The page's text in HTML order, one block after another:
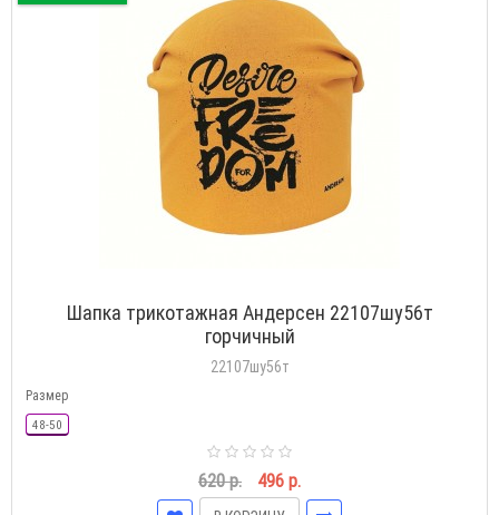
Шапка трикотажная Андерсен 22107шу56т
горчичный
22107шу56т
Размер
48-50
620 р. 496 р.